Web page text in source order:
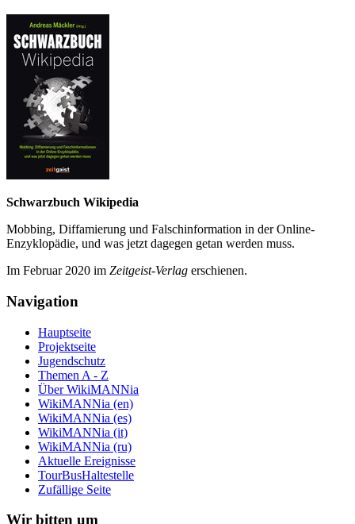
Schwarzbuch Wikipedia
Mobbing, Diffamierung und Falsch­information in der Online-
Enzyklo­pädie, und was jetzt da­gegen getan werden muss.
Im Februar 2020 im Zeit­geist-Verlag erschienen.
Navigation
Hauptseite
Projektseite
Jugendschutz
Themen A - Z
Über WikiMANNia
WikiMANNia (en)
WikiMANNia (es)
WikiMANNia (it)
WikiMANNia (ru)
Aktuelle Ereignisse
TourBusHaltestelle
Zufällige Seite
Wir bitten um